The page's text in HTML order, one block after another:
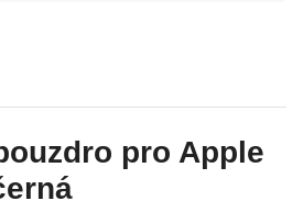
pro Apple